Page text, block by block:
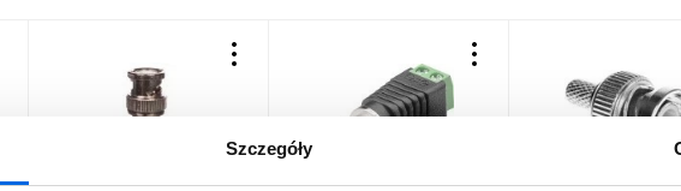
Szczegóły